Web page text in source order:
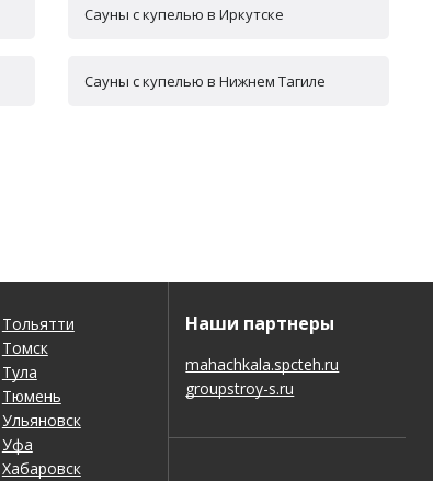
Сауны с купелью в Иркутске
Сауны с купелью в Нижнем Тагиле
Тольятти
Томск
Тула
Тюмень
Ульяновск
Уфа
Хабаровск
Наши партнеры
mahachkala.spcteh.ru
groupstroy-s.ru